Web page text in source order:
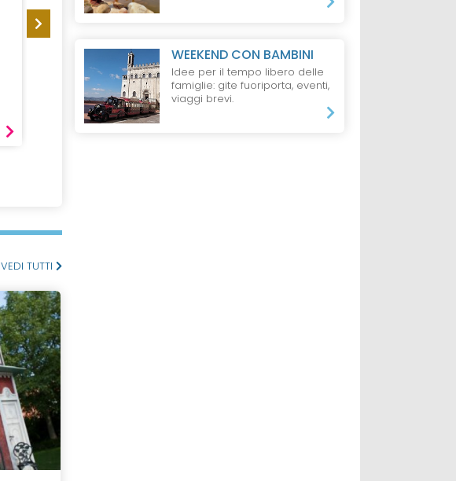
Hotel Punta Nord-
Est
Castellammare
del Golfo
da 100 €
1 Notte, 2 Adulti e 1 Bambino,
VEDI TUTTI
WEEKEND CON BAMBINI
Idee per il tempo libero delle
famiglie: gite fuoriporta, eventi,
viaggi brevi.